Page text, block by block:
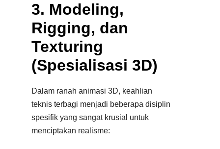
3. Modeling,
Rigging, dan
Texturing
(Spesialisasi 3D)
Dalam ranah animasi 3D, keahlian
teknis terbagi menjadi beberapa disiplin
spesifik yang sangat krusial untuk
menciptakan realisme: